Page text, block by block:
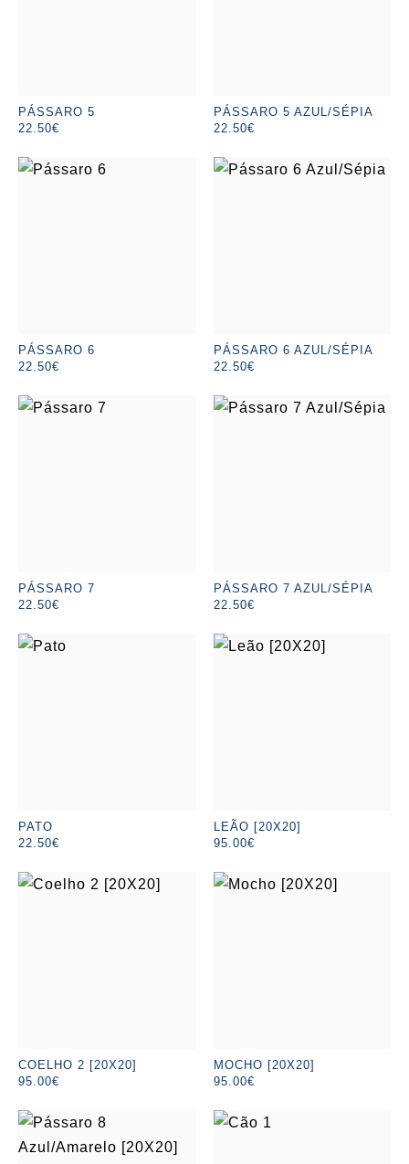
PÁSSARO 5
22.50€
PÁSSARO 5 AZUL/SÉPIA
22.50€
PÁSSARO 6
22.50€
PÁSSARO 6 AZUL/SÉPIA
22.50€
PÁSSARO 7
22.50€
PÁSSARO 7 AZUL/SÉPIA
22.50€
PATO
22.50€
LEÃO [20X20]
95.00€
COELHO 2 [20X20]
95.00€
MOCHO [20X20]
95.00€